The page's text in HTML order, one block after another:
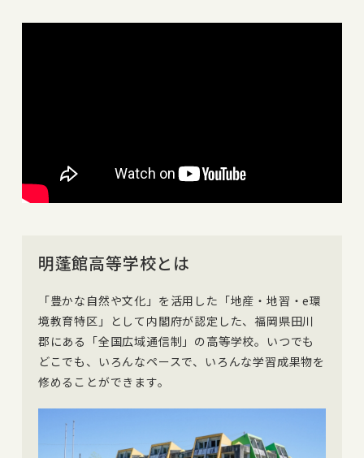
明蓬館高等学校とは
「豊かな自然や文化」を活用した「地産・地習・e環
境教育特区」として内閣府が認定した、福岡県田川
郡にある「全国広域通信制」の高等学校。いつでも
どこでも、いろんなペースで、いろんな学習成果物を
修めることができます。